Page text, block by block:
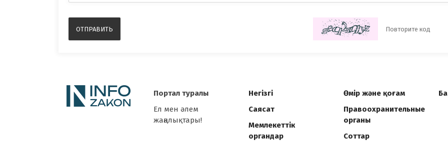
Портал туралы
Ел мен әлем
жаңалықтары!
Негізгі
Саясат
Мемлекеттік
органдар
Өмір және қоғам
Правоохранительные
органы
Соттар